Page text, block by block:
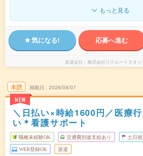
もっと見る
気になる! 応募へ進む
派遣会社 株式会社リクルートスタッ
未読
NEW
掲載日 2026/08/07
＼日払い×時給1600円／医療
い＊看護サポート
職種未経験OK 交通費別途支給あり 土日
WEB登録OK 派遣